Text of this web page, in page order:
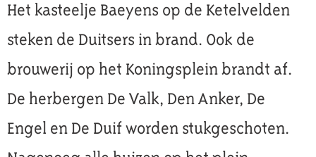
Het kasteelje Baeyens op de Ketelvelden
steken de Duitsers in brand. Ook de
brouwerij op het Koningsplein brandt af.
De herbergen De Valk, Den Anker, De
Engel en De Duif worden stukgeschoten.